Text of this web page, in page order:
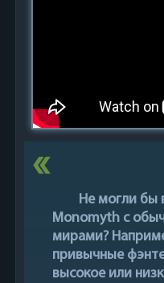
Не могли бы
Monomyth с
мирами?
привычные
высокое или